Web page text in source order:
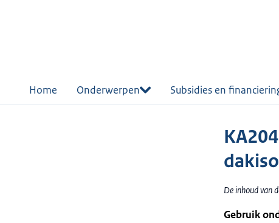
Home Onderwerpen Subsidies en
De inhoud van
Gebruik